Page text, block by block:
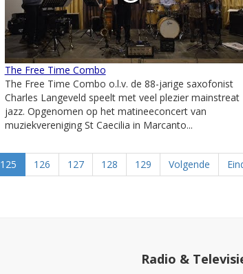
The Free Time Combo
The Free Time Combo o.l.v. de 88-jarige saxofonist
Charles Langeveld speelt met veel plezier mainstreat
jazz. Opgenomen op het matineeconcert van
muziekvereniging St Caecilia in Marcanto...
125 126 127 128 129 Volgende
Radio &